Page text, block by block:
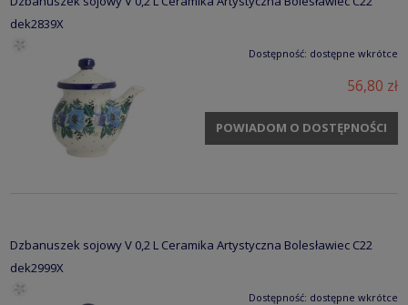
dek2839X
Dostępność: dostępne wkrótce
56,80 zł
POWIADOM O DOSTĘPNOŚCI
Dzbanuszek sojowy V 0,2 L Ceramika Artystyczna Bolesławiec C22
dek2999X
Dostępność: dostępne wkrótce